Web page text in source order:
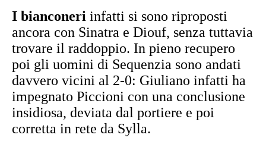
I bianconeri infatti si sono riproposti
ancora con Sinatra e Diouf, senza tuttavia
trovare il raddoppio. In pieno recupero
poi gli uomini di Sequenzia sono andati
davvero vicini al 2-0: Giuliano infatti ha
impegnato Piccioni con una conclusione
insidiosa, deviata dal portiere e poi
corretta in rete da Sylla.